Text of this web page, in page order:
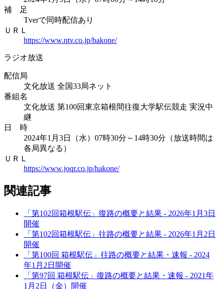
補 足
Tverで同時配信あり
ＵＲＬ
https://www.ntv.co.jp/hakone/
ラジオ放送
配信局
文化放送 全国33局ネット
番組名
文化放送 第100回東京箱根間往復大学駅伝競走 実況中
継
日 時
2024年1月3日（水）07時30分～14時30分（放送時間は
各局異なる）
ＵＲＬ
https://www.joqr.co.jp/hakone/
関連記事
「第102回箱根駅伝」復路の概要と結果 - 2026年1月3日
開催
「第102回箱根駅伝」往路の概要と結果 - 2026年1月2日
開催
「第100回 箱根駅伝」往路の概要と結果・速報 - 2024
年1月2日開催
「第97回 箱根駅伝」復路の概要と結果・速報 - 2021年
1月2日（金）開催